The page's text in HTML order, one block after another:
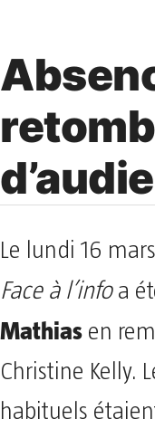
Le lundi 16
Face à l’infoa
Mathias en
Christine Kelly.
habituels